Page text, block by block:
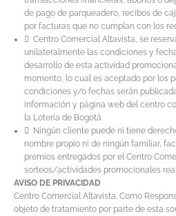
de pago de parqueadero, recibos de
por facturas que no cumplan con los
 Centro Comercial Altavista, se
unilateralmente las condiciones y
desarrollo de esta actividad
momento, lo cual es aceptado por los
condiciones y/o fechas serán
información y página web del centro
la Lotería de Bogotá.
 Ningún cliente puede ni tiene
nombre propio ni de ningún familiar,
premios entregados por el Centro
sorteos/actividades promocionales
AVISO DE PRIVACIDAD
Centro Comercial Altavista. Como
objeto de tratamiento por parte de esta